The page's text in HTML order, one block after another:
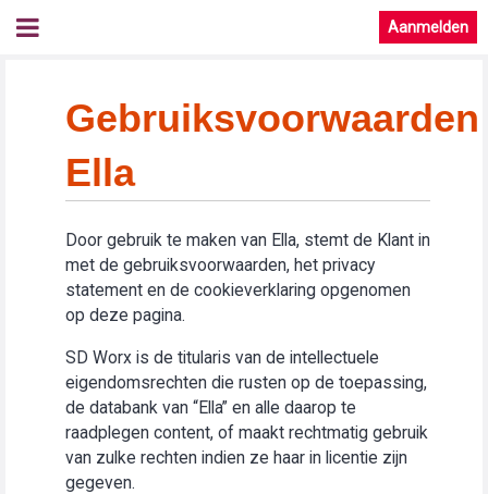
Aanmelden
Gebruiksvoorwaarden
Ella
Door gebruik te maken van Ella, stemt de Klant in
met de gebruiksvoorwaarden, het privacy
statement en de cookieverklaring opgenomen
op deze pagina.
SD Worx is de titularis van de intellectuele
eigendomsrechten die rusten op de toepassing,
de databank van “Ella” en alle daarop te
raadplegen content, of maakt rechtmatig gebruik
van zulke rechten indien ze haar in licentie zijn
gegeven.